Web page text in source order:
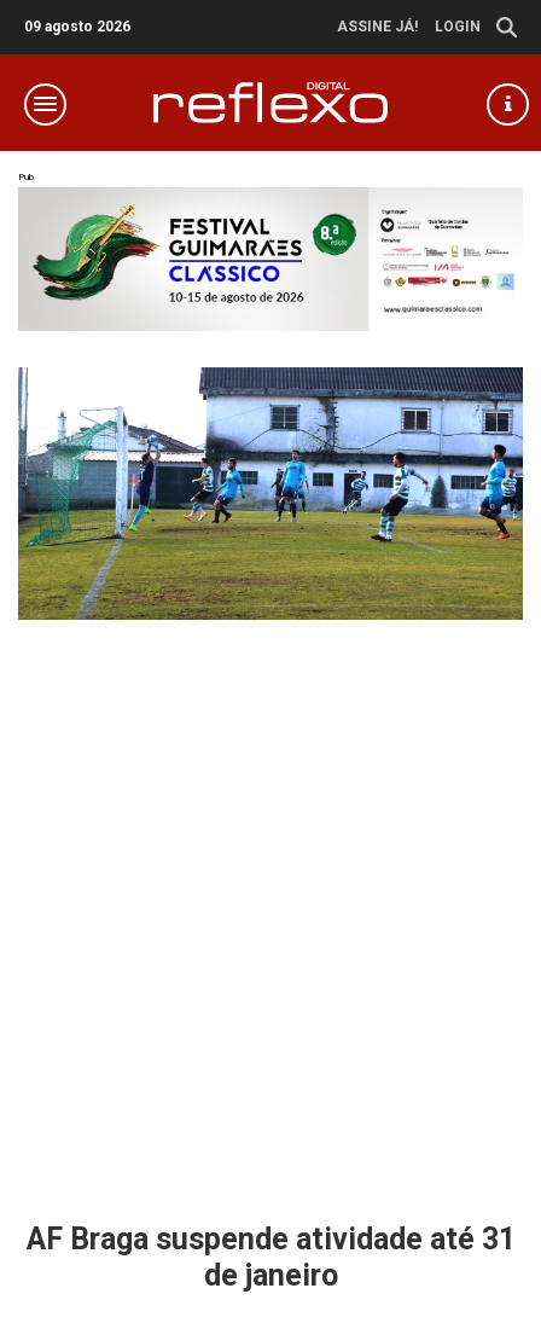
09 agosto 2026 ASSINE JÁ! LOGIN
Pub
AF Braga suspende atividade até 31
de janeiro